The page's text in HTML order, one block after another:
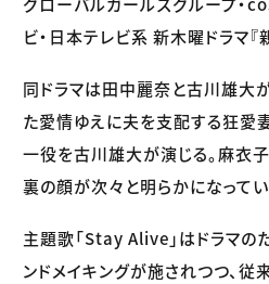
ビ・日本テレビ系 新木曜ドラマ
同ドラマは田中麗奈と古川雄大
た愛情ゆえに夫を支配する狂愛
一役を古川雄大が演じる。麻衣
裏の顔が次々と明らかになって
主題歌「Stay Alive」はドラマの
ンドメイキングが施されつつ、